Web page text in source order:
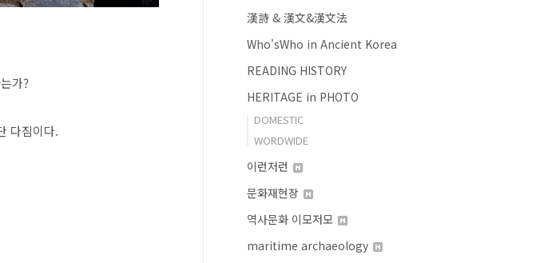
가?
다짐이다.
漢詩 & 漢文&漢文法
Who'sWho in Ancient Korea
READING HISTORY
HERITAGE in PHOTO
DOMESTIC
WORDWIDE
이런저런
문화재현장
역사문화 이모저모
maritime archaeology